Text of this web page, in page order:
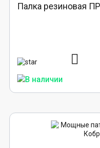
Палка резиновая